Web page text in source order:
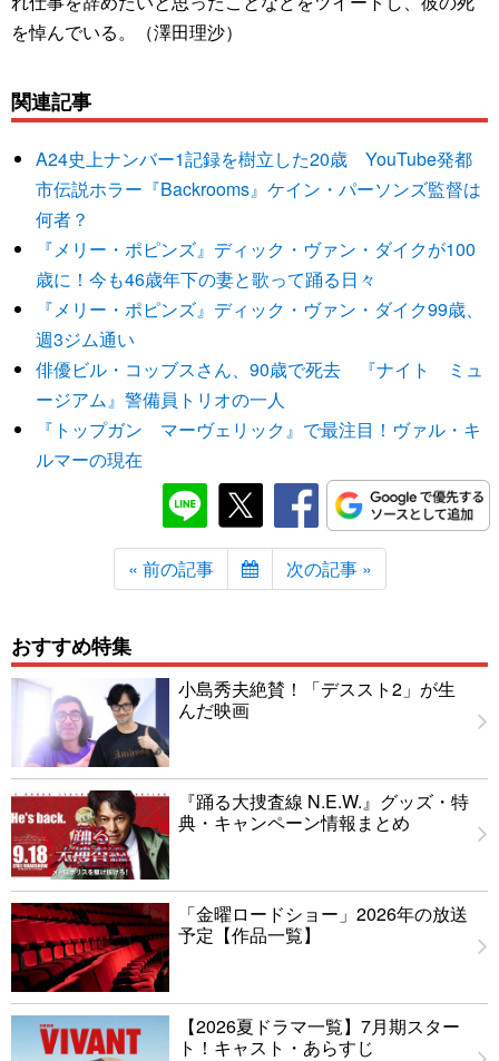
を悼んでいる。（澤田理沙）
関連記事
A24史上ナンバー1記録を樹立した20歳 YouTube発都
市伝説ホラー『Backrooms』ケイン・パーソンズ監督は
何者？
『メリー・ポピンズ』ディック・ヴァン・ダイクが100
歳に！今も46歳年下の妻と歌って踊る日々
『メリー・ポピンズ』ディック・ヴァン・ダイク99歳、
週3ジム通い
俳優ビル・コッブスさん、90歳で死去 『ナイト ミュ
ージアム』警備員トリオの一人
『トップガン マーヴェリック』で最注目！ヴァル・キ
ルマーの現在
« 前の記事 次の記事 »
おすすめ特集
小島秀夫絶賛！「デススト2」が生
んだ映画
『踊る大捜査線 N.E.W.』グッズ・特
典・キャンペーン情報まとめ
「金曜ロードショー」2026年の放送
予定【作品一覧】
【2026夏ドラマ一覧】7月期スター
ト！キャスト・あらすじ